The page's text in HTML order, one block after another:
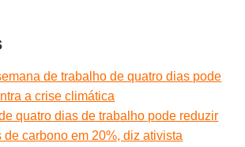
de trabalho de quatro dias pode
a crise climática
quatro dias de trabalho pode reduzir
de carbono em 20%, diz ativista